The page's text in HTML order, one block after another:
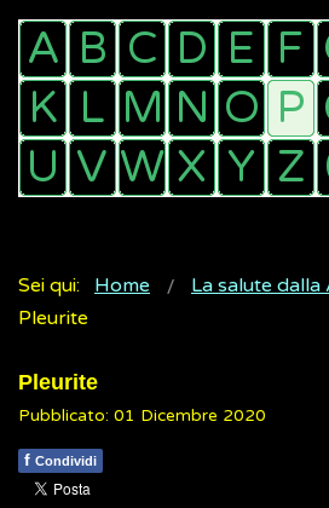
Sei qui: Home La salute dalla
Pleurite
Pleurite
Pubblicato: 01 Dicembre 2020
f Condividi